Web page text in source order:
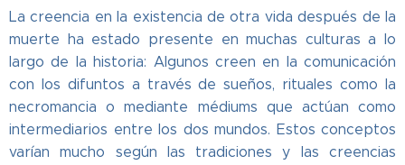
La creencia en la existencia de otra vida después de la
muerte ha estado presente en muchas culturas a lo
largo de la historia: Algunos creen en la comunicación
con los difuntos a través de sueños, rituales como la
necromancia o mediante médiums que actúan como
intermediarios entre los dos mundos. Estos conceptos
varían mucho según las tradiciones y las creencias